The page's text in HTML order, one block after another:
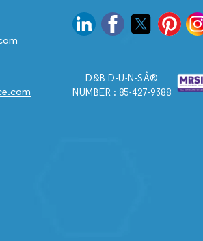
D&B D-U-N-SÂ®
NUMBER : 85-427-9388